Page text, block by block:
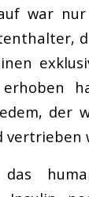
war
der
vertrieben